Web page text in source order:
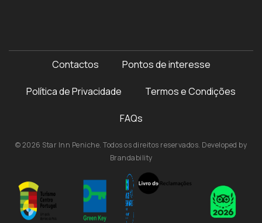
Contactos Pontos de interesse
Política de Privacidade Termos e Condições
FAQs
© 2026 Star Inn Peniche. Todos os direitos reservados. Developed by
Brandability